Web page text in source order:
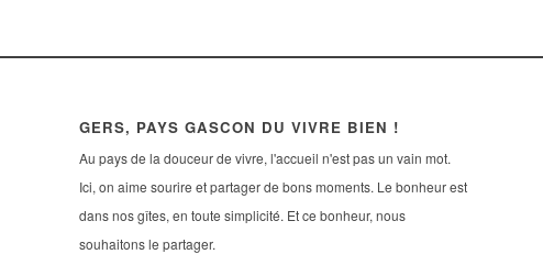
GERS, PAYS GASCON DU VIVRE BIEN !
Au pays de la douceur de vivre, l'accueil n'est pas un vain mot.
Ici, on aime sourire et partager de bons moments. Le bonheur est
dans nos gîtes, en toute simplicité. Et ce bonheur, nous
souhaitons le partager.